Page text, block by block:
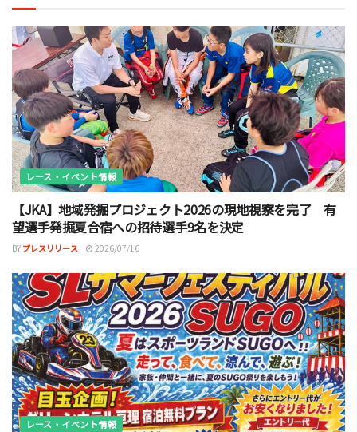
レース・イベント情報
【JKA】地域発掘プロジェクト2026の現地視察を完了 有
望選手発掘夏合宿への招待選手9名を決定
BY プレスリリース 2026/07/16
レース・イベント情報